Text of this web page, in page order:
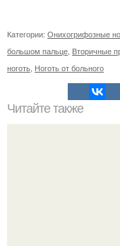
Категории: Онихогрифозные
большом пальце, Вторичные
ноготь, Ноготь от больного
Читайте также